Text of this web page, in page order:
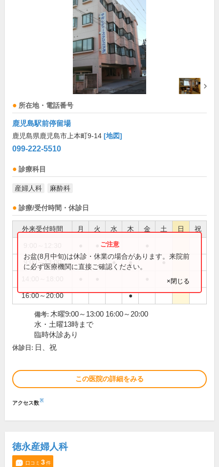
所在地・電話番号
鹿児島駅前停留場
鹿児島県鹿児島市上本町9-14 [地図]
099-222-5510
診療科目
産婦人科 麻酔科
診療/受付時間・休診日
外来受付時間 月 火 水 木 金 土 日 祝
9:00～13:00 ● ● ●
16:00～20:00 ●
お盆(8月中旬)は休診・休業の場合があります。来院前
に必ず医療機関に直接ご確認ください。
×閉じる
備考: 木曜9:00～13:00 16:00～20:00
水・土曜13時まで
臨時休診あり
休診日: 日、祝
この医院の詳細をみる
アクセス数※
徳永産婦人科
口コミ 3件